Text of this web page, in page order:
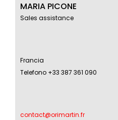
MARIA PICONE
Sales assistance
Francia
Telefono +33 387 361 090
contact@orimartin.fr